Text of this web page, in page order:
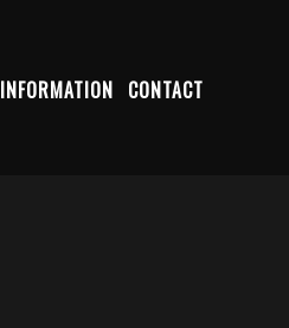
INFORMATION CONTACT